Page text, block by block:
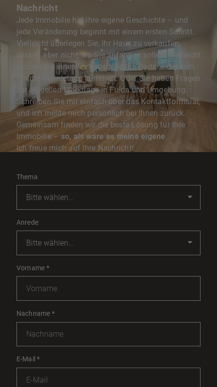
Nachricht
Jede Immobilie hat ihre eigene Geschichte – und
jede Veränderung beginnt mit einem ersten Schritt.
Vielleicht überlegen Sie, Ihr Haus zu verkaufen,
wissen aber nicht, wo Sie anfangen sollen. Vielleicht
suchen Sie einen vertrauensvollen Partner, der sich
um die Vermietung kümmert. Oder Sie haben Fragen
zur aktuellen Marktlage in Fulda und Umgebung.
Schreiben Sie mir einfach über das Kontaktformular,
und ich melde mich persönlich bei Ihnen zurück.
Gemeinsam finden wir die beste Lösung für Ihre
Immobilie – so, als wäre es meine eigene.
Ich freue mich auf Ihre Nachricht!
Thema
Anrede
Vorname *
Nachname *
E-Mail*